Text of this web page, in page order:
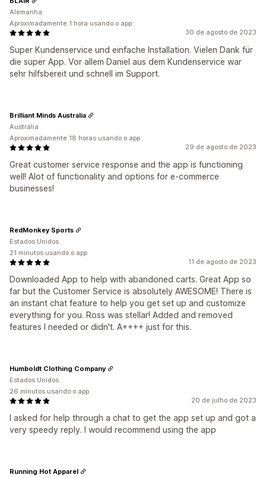
30 de agosto de 2023
Super Kundenservice und einfache Installation. Vielen Dank für
die super App. Vor allem Daniel aus dem Kundenservice war
sehr hilfsbereit und schnell im Support.
Alemanha
Aproximadamente 1 hora usando o app
29 de agosto de 2023
Great customer service response and the app is functioning
well! Alot of functionality and options for e-commerce
businesses!
Brilliant Minds Australia
Austrália
Aproximadamente 18 horas usando o app
11 de agosto de 2023
Downloaded App to help with abandoned carts. Great App so
far but the Customer Service is absolutely AWESOME! There is
an instant chat feature to help you get set up and customize
everything for you. Ross was stellar! Added and removed
features I needed or didn't. A++++ just for this.
RedMonkey Sports
Estados Unidos
21 minutos usando o app
20 de julho de 2023
I asked for help through a chat to get the app set up and got a
very speedy reply. I would recommend using the app
Humboldt Clothing Company
Estados Unidos
26 minutos usando o app
Running Hot Apparel